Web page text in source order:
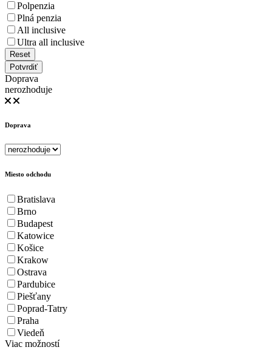
Polpenzia
Plná penzia
All inclusive
Ultra all inclusive
Reset
Potvrdiť
Doprava
nerozhoduje
Doprava
Miesto odchodu
Bratislava
Brno
Budapest
Katowice
Košice
Krakow
Ostrava
Pardubice
Piešťany
Poprad-Tatry
Praha
Viedeň
Viac možností